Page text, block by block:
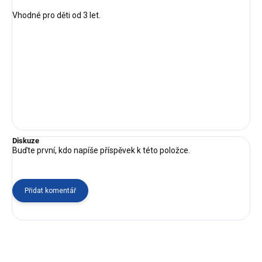
Vhodné pro děti od 3 let.
Diskuze
Buďte první, kdo napíše příspěvek k této položce.
Přidat komentář